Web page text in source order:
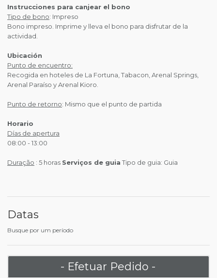
Instrucciones para canjear el bono
Tipo de bono: Impreso
Bono impreso. Imprime y lleva el bono para disfrutar de la
actividad.
Ubicación
Punto de encuentro:
Recogida en hoteles de La Fortuna, Tabacon, Arenal Springs,
Arenal Paraíso y Arenal Kioro.
Punto de retorno: Mismo que el punto de partida
Horario
Días de apertura
08:00 - 13:00
Duração : 5 horas Serviços de guia Tipo de guia: Guia
Datas
Busque por um período
- Efetuar Pedido -